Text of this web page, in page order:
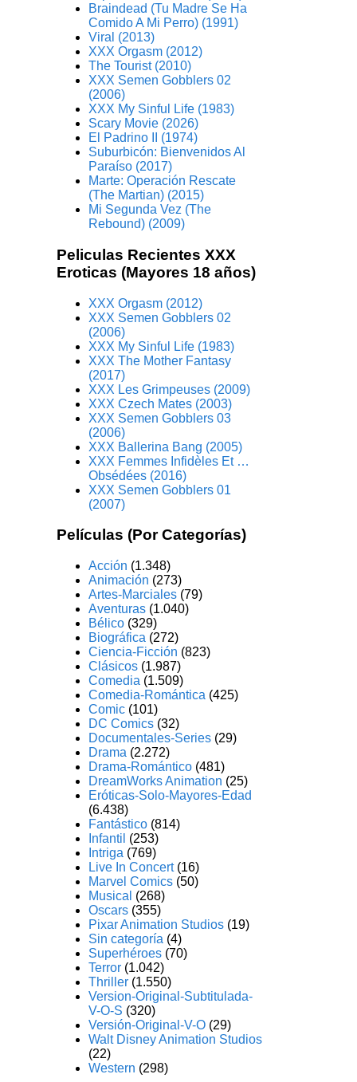
Braindead (Tu Madre Se Ha
Comido A Mi Perro) (1991)
Viral (2013)
XXX Orgasm (2012)
The Tourist (2010)
XXX Semen Gobblers 02
(2006)
XXX My Sinful Life (1983)
Scary Movie (2026)
El Padrino II (1974)
Suburbicón: Bienvenidos Al
Paraíso (2017)
Marte: Operación Rescate
(The Martian) (2015)
Mi Segunda Vez (The
Rebound) (2009)
Peliculas Recientes XXX
Eroticas (Mayores 18 años)
XXX Orgasm (2012)
XXX Semen Gobblers 02
(2006)
XXX My Sinful Life (1983)
XXX The Mother Fantasy
(2017)
XXX Les Grimpeuses (2009)
XXX Czech Mates (2003)
XXX Semen Gobblers 03
(2006)
XXX Ballerina Bang (2005)
XXX Femmes Infidèles Et …
Obsédées (2016)
XXX Semen Gobblers 01
(2007)
Películas (Por Categorías)
Acción (1.348)
Animación (273)
Artes-Marciales (79)
Aventuras (1.040)
Bélico (329)
Biográfica (272)
Ciencia-Ficción (823)
Clásicos (1.987)
Comedia (1.509)
Comedia-Romántica (425)
Comic (101)
DC Comics (32)
Documentales-Series (29)
Drama (2.272)
Drama-Romántico (481)
DreamWorks Animation (25)
Eróticas-Solo-Mayores-Edad
(6.438)
Fantástico (814)
Infantil (253)
Intriga (769)
Live In Concert(16)
Marvel Comics (50)
Musical (268)
Oscars (355)
Pixar Animation Studios (19)
Sin categoría (4)
Superhéroes (70)
Terror (1.042)
Thriller (1.550)
Version-Original-Subtitulada-
V-O-S (320)
Versión-Original-V-O (29)
Walt Disney Animation Studios
(22)
Western (298)